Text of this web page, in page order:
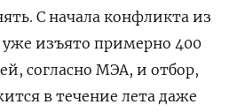
С начала конфликта из
изъято примерно 400
согласно МЭА, и отбор,
в течение лета даже